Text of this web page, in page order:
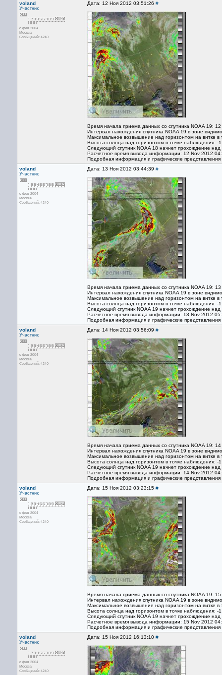
voland
Участник
с фев 2004
Москва
Сообщений: 4240
Дата: 12 Ноя 2012 03:51:26 #
Время начала приема данных со спутника NOAA 19:
Интервал нахождения спутника NOAA 19 в зоне
Максимальное возвышение над горизонтом на витке в
Высота солнца над горизонтом в точке наблюдения: -
Следующий спутник NOAA 18 начнет прохождение
Расчетное время вывода информации: 12 Nov 2012
Подробная информация и графические представления
voland
Участник
с фев 2004
Москва
Сообщений: 4240
Дата: 13 Ноя 2012 03:44:39 #
Время начала приема данных со спутника NOAA 19:
Интервал нахождения спутника NOAA 19 в зоне
Максимальное возвышение над горизонтом на витке в
Высота солнца над горизонтом в точке наблюдения: -
Cледующий спутник NOAA 19 начнет прохождение
Расчетное время вывода информации: 13 Nov 2012
Подробная информация и графические представления
voland
Участник
с фев 2004
Москва
Сообщений: 4240
Дата: 14 Ноя 2012 03:56:09 #
Время начала приема данных со спутника NOAA 19:
Интервал нахождения спутника NOAA 19 в зоне
Максимальное возвышение над горизонтом на витке в
Высота солнца над горизонтом в точке наблюдения: -
Следующий спутник NOAA 19 начнет прохождение
Расчетное время вывода информации: 14 Nov 2012
Подробная информация и графические представления
voland
Участник
с фев 2004
Москва
Сообщений: 4240
Дата: 15 Ноя 2012 03:23:15 #
Время начала приема данных со спутника NOAA 19:
Интервал нахождения спутника NOAA 19 в зоне
Максимальное возвышение над горизонтом на витке в
Высота солнца над горизонтом в точке наблюдения: -
Следующий спутник NOAA 19 начнет прохождение
Расчетное время вывода информации: 15 Nov 2012
Подробная информация и графические представления
voland
Участник
с фев 2004
Москва
Сообщений: 4240
Дата: 15 Ноя 2012 16:13:10 #